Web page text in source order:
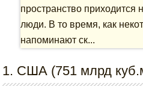
пространство приходится
люди. В то время, как
напоминают ск...
1. США (751 млрд